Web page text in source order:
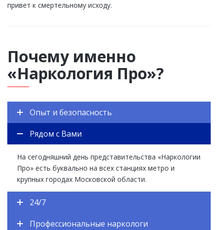
привет к смертельному исходу.
Почему именно
«Наркология Про»?
Опыт и безопасность
Рядом с Вами
На сегодняшний день представительства «Наркологии
Про» есть буквально на всех станциях метро и
крупных городах Московской области.
24/7
Профессиональные наркологи